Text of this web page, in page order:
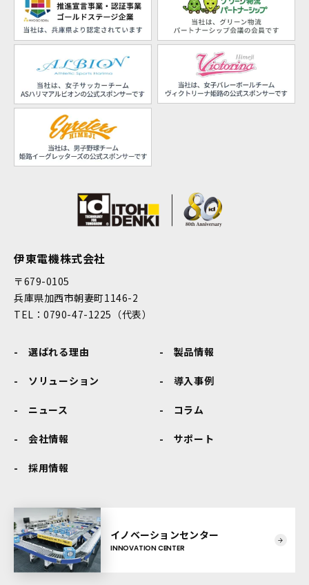
伊東電機株式会社
〒679-0105
兵庫県加西市朝妻町1146-2
TEL：0790-47-1225（代表）
選ばれる理由 製品情報
ソリューション 導入事例
ニュース コラム
会社情報 サポート
採用情報
イノベーションセンター
INNOVATION CENTER